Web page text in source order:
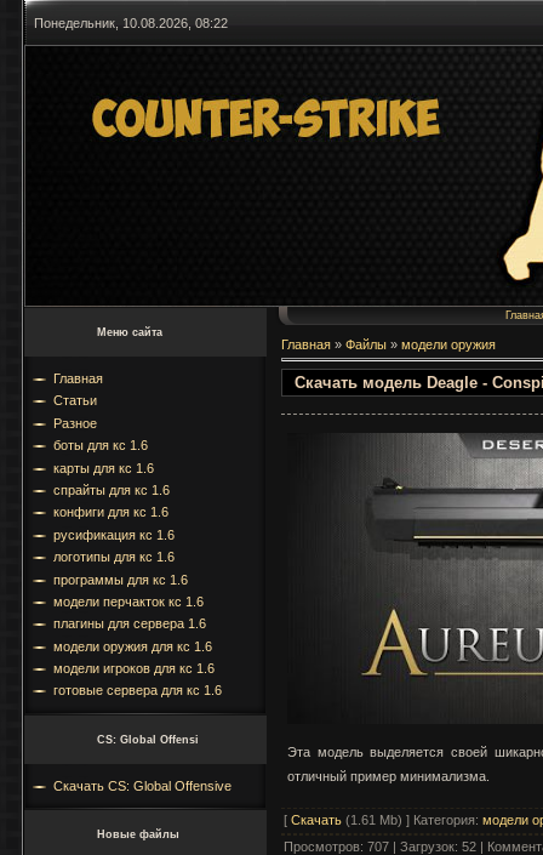
Понедельник, 10.08.2026, 08:22
Меню сайта
Главная
Статьи
Разное
боты для кс 1.6
карты для кс 1.6
спрайты для кс 1.6
конфиги для кс 1.6
русификация кс 1.6
логотипы для кс 1.6
программы для кс 1.6
модели перчакток кс 1.6
плагины для сервера 1.6
модели оружия для кс 1.6
модели игроков для кс 1.6
готовые сервера для кс 1.6
CS: Global Offensi
Скачать CS: Global Offensive
Новые файлы
Главная » Файлы » модели оружия
Скачать модель Deagle -
Эта модель выделяется своей
отличный пример минимализма.
[ Скачать (1.61 Mb) ] Категория: модели
Просмотров: 707 | Загрузок: 52 |